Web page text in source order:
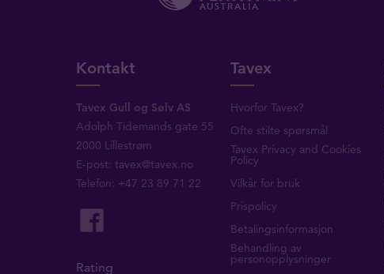
Kontakt
Tavex Gull og Sølv AS
Adolph Tidemands gate 55
2000 Lillestrøm
E-post:tavex@tavex.no
Telefon: +47 23 89 71 22
Rating
Tavex
Hvorfor Tavex?
Ofte stilte spørsmål
Tavex Privacy and Cookies
Policy
Vilkår for bruk
Prispolicy
Betalingsinformasjon
Behandling av
personopplysninger